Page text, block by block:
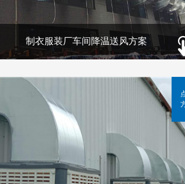
制衣服装厂车间降温送风方案